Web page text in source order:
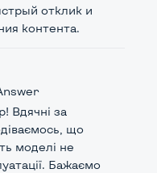
отклик и
контента.
Вдячні за
що
моделі не
Бажаємо